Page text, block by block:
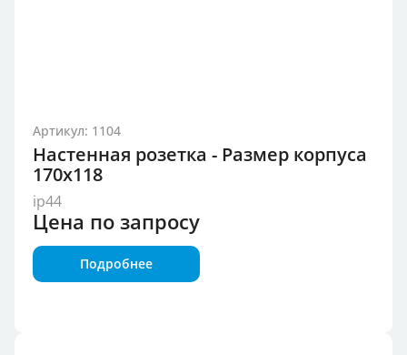
Артикул: 1104
Настенная розетка - Размер корпуса
170x118
ip44
Цена по запросу
Подробнее